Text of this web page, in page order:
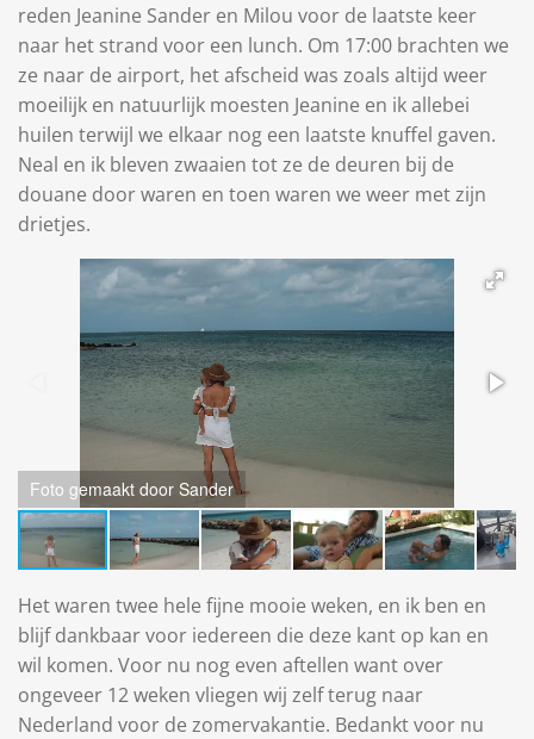
reden Jeanine Sander en Milou voor de laatste keer
naar het strand voor een lunch. Om 17:00 brachten we
ze naar de airport, het afscheid was zoals altijd weer
moeilijk en natuurlijk moesten Jeanine en ik allebei
huilen terwijl we elkaar nog een laatste knuffel gaven.
Neal en ik bleven zwaaien tot ze de deuren bij de
douane door waren en toen waren we weer met zijn
drietjes.
Foto gemaakt door Sander
Het waren twee hele fijne mooie weken, en ik ben en
blijf dankbaar voor iedereen die deze kant op kan en
wil komen. Voor nu nog even aftellen want over
ongeveer 12 weken vliegen wij zelf terug naar
Nederland voor de zomervakantie. Bedankt voor nu